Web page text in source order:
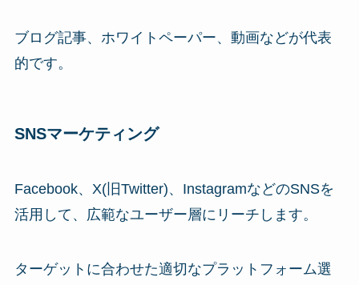
ブログ記事、ホワイトペーパー、動画などが代表
的です。
SNSマーケティング
Facebook、X(旧Twitter)、InstagramなどのSNSを
活用して、広範なユーザー層にリーチします。
ターゲットに合わせた適切なプラットフォーム選